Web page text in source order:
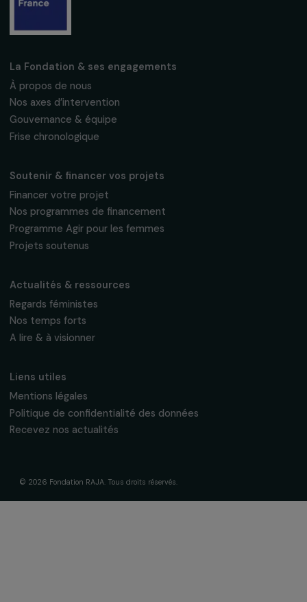
Fondation RAJA–Danièle Marcovici
16, rue de l’étang, Paris Nord 2
95 977 Roissy CDG Cedex
fondation@raja.fr
La Fondation & ses engagements
À propos de nous
Nos axes d’intervention
Soutenir & financer vos projets